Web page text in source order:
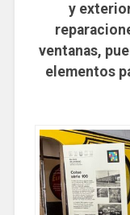
y
ventanas,
elementos